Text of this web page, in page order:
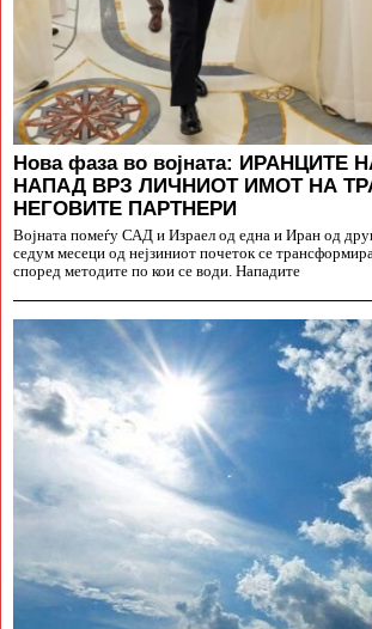
Нова фаза во војната: ИРАНЦИТЕ
НАПАД ВРЗ ЛИЧНИОТ ИМОТ НА
НЕГОВИТЕ ПАРТНЕРИ
Војната помеѓу САД и Израел од една и Иран од
седум месеци од нејзиниот почеток се
според методите по кои се води. Нападите